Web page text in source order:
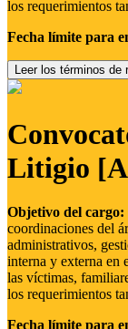
los requerimientos
Fecha límite para
Leer los términos de
Litigio
Objetivo del cargo:
coordinaciones del
administrativos,
interna y externa en
las víctimas,
los requerimientos
Fecha límite para